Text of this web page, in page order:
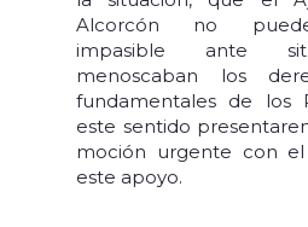
Alcorcón no
impasible ante
menoscaban los
fundamentales de los
este sentido
moción urgente con
este apoyo.